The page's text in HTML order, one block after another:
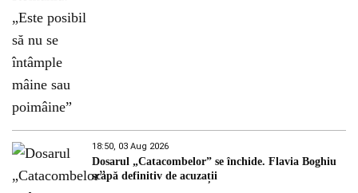
18:50, 03 Aug 2026
Dosarul „Catacombelor” se închide. Flavia Boghiu
scapă definitiv de acuzații